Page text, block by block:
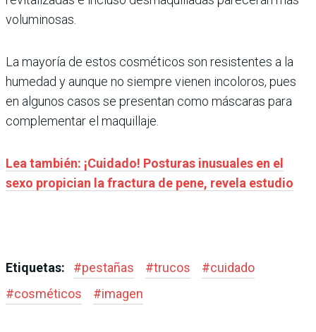
voluminosas.
La mayoría de estos cosméticos son resistentes a la
humedad y aunque no siempre vienen incoloros, pues
en algunos casos se presentan como máscaras para
complementar el maquillaje.
Lea también: ¡Cuidado! Posturas inusuales en el
sexo propician la fractura de pene, revela estudio
Etiquetas: #pestañas #trucos #cuidado
#cosméticos #imagen